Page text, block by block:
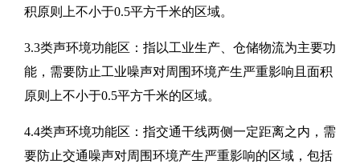
积原则上不小于0.5平方千米的区域。
3.3类声环境功能区：指以工业生产、仓储物流为主要功
能，需要防止工业噪声对周围环境产生严重影响且面积
原则上不小于0.5平方千米的区域。
4.4类声环境功能区：指交通干线两侧一定距离之内，需
要防止交通噪声对周围环境产生严重影响的区域，包括